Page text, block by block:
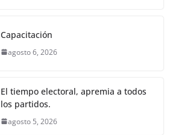
s
A
p
e
n
er
Capacitación
agosto 6, 2026
El tiempo electoral, apremia a todos
los partidos.
agosto 5, 2026